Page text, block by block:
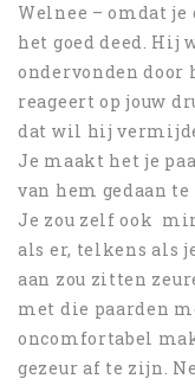
Welnee – omdat je
het goed deed.
ondervonden door
reageert op jouw
dat wil hij
Je maakt het je
van hem gedaan
Je zou zelf ook
als er, telkens als
aan zou zitten
met die paarden
oncomfortabel
gezeur af te zijn.